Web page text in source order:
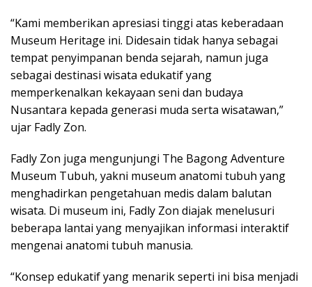
“Kami memberikan apresiasi tinggi atas keberadaan
Museum Heritage ini. Didesain tidak hanya sebagai
tempat penyimpanan benda sejarah, namun juga
sebagai destinasi wisata edukatif yang
memperkenalkan kekayaan seni dan budaya
Nusantara kepada generasi muda serta wisatawan,”
ujar Fadly Zon.
Fadly Zon juga mengunjungi The Bagong Adventure
Museum Tubuh, yakni museum anatomi tubuh yang
menghadirkan pengetahuan medis dalam balutan
wisata. Di museum ini, Fadly Zon diajak menelusuri
beberapa lantai yang menyajikan informasi interaktif
mengenai anatomi tubuh manusia.
“Konsep edukatif yang menarik seperti ini bisa menjadi